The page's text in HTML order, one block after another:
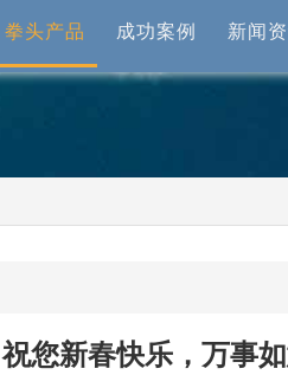
拳头产品 成功案例 新闻
祝您新春快乐，万事如